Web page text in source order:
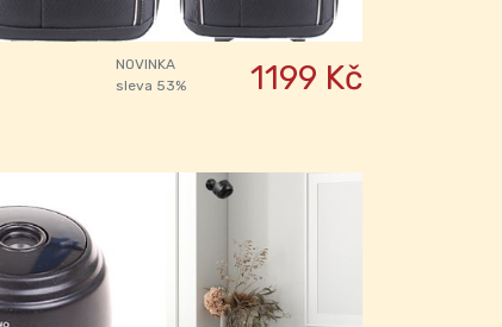
NOVINKA
sleva 53%
1199 Kč